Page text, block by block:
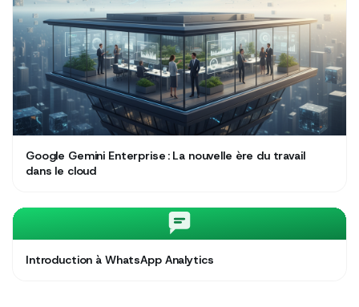
Google Gemini Enterprise : La nouvelle ère du travail
dans le cloud
Introduction à WhatsApp Analytics